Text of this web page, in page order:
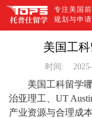
专注美国
规划与申请
美国工
时间:
美国工科留学
治亚理工、UT
产业资源与合理成